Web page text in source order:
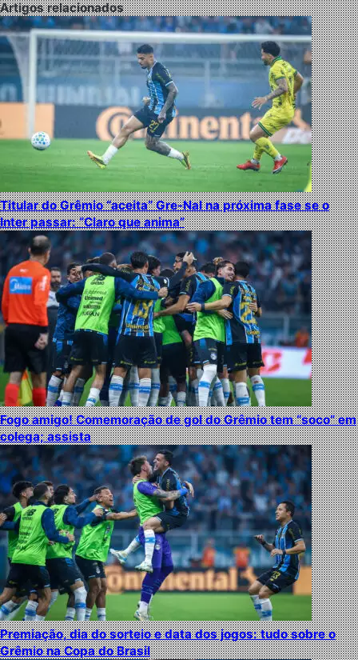
Artigos relacionados
Titular do Grêmio “aceita” Gre-Nal na próxima fase se o
Inter passar: “Claro que anima”
Fogo amigo! Comemoração de gol do Grêmio tem “soco” em
colega; assista
Premiação, dia do sorteio e data dos jogos: tudo sobre o
Grêmio na Copa do Brasil